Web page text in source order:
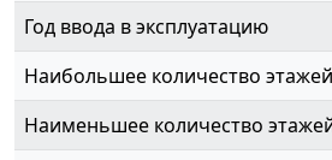
Год ввода в эксплуатацию
Наибольшее количество этажей
Наименьшее количество